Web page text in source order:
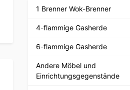
230V Catering Menge
1 Brenner Wok-Brenner
4-flammige Gasherde
6-flammige Gasherde
Andere Möbel und
Einrichtungsgegenstände